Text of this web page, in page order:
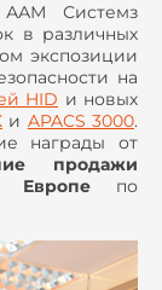
Системз
в различных
экспозиции
на
HID и новых
и APACS 3000.
награды от
продажи
Европепо